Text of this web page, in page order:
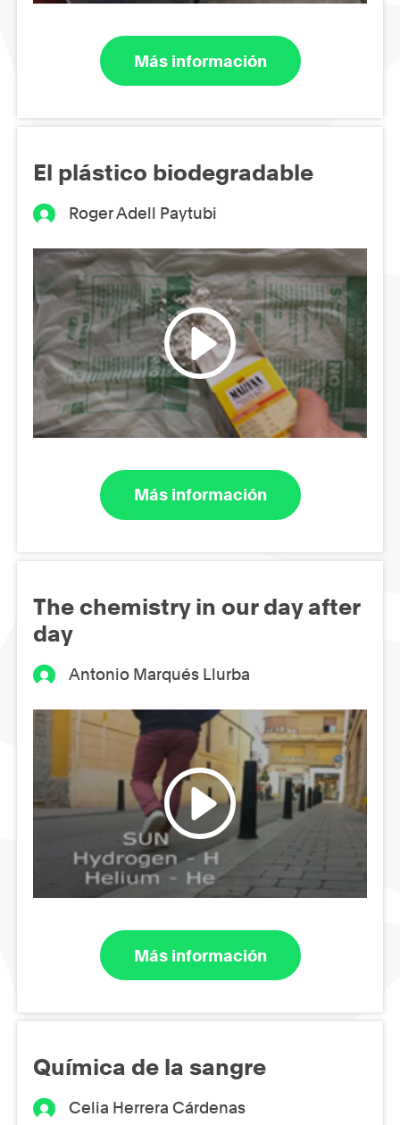
Más información
El plástico biodegradable
Roger Adell Paytubi
Más información
The chemistry in our day after
day
Antonio Marqués Llurba
Más información
Química de la sangre
Celia Herrera Cárdenas